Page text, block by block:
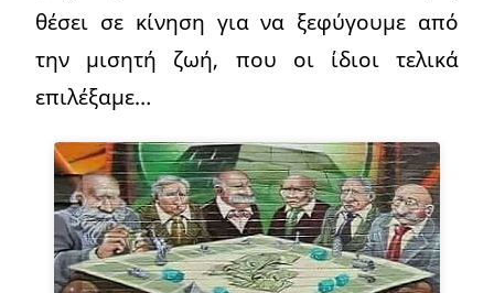
θέσει σε κίνηση για να ξεφύγουμε από
την μισητή ζωή, που οι ίδιοι τελικά
επιλέξαμε…